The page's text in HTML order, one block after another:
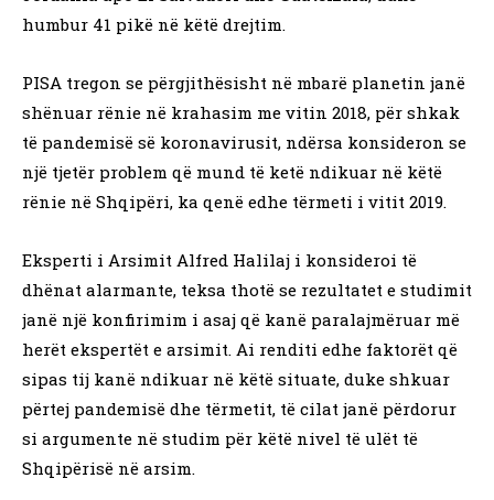
humbur 41 pikë në këtë drejtim.
PISA tregon se përgjithësisht në mbarë planetin janë
shënuar rënie në krahasim me vitin 2018, për shkak
të pandemisë së koronavirusit, ndërsa konsideron se
një tjetër problem që mund të ketë ndikuar në këtë
rënie në Shqipëri, ka qenë edhe tërmeti i vitit 2019.
Eksperti i Arsimit Alfred Halilaj i konsideroi të
dhënat alarmante, teksa thotë se rezultatet e studimit
janë një konfirimim i asaj që kanë paralajmëruar më
herët ekspertët e arsimit. Ai renditi edhe faktorët që
sipas tij kanë ndikuar në këtë situate, duke shkuar
përtej pandemisë dhe tërmetit, të cilat janë përdorur
si argumente në studim për këtë nivel të ulët të
Shqipërisë në arsim.